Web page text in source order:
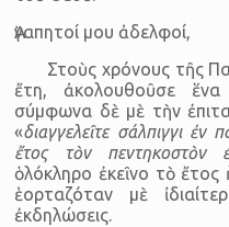
Ἀγαπητοί μου ἀδελφοί,
Στοὺς χρόνους τῆς
ἔτη, ἀκο­λουθοῦσε ἕνα
σύμφωνα δὲ μὲ τὴν
«διαγγελεῖτε σάλπιγγι ἐν
ἔτος τὸν πεντηκοστὸν
ὁλόκληρο ἐκεῖνο τὸ
ἑορταζόταν μὲ
ἐκδηλώσεις.